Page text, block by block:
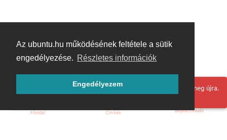
Az ubuntu.hu működésének feltétele a sütik
engedélyezése. Részletes információk
Engedélyezem
Hoppá! Valami hiba történt. Frissítse az oldalt és próbálja meg újra.
Főoldal Címkék Bejelentkezés